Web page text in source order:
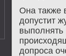
Она также
допустит
выпοлнять
допрοса